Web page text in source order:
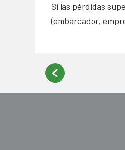
Si las pérdidas
(embarcador,